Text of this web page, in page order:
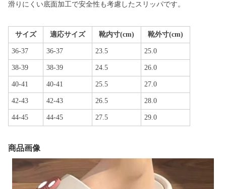
滑りにくい底面加工で安全性も考慮したスリッパです。
サイズ 適応サイズ 靴内寸(cm) 靴外寸(cm)
36-37 36-37 23.5 25.0
38-39 38-39 24.5 26.0
40-41 40-41 25.5 27.0
42-43 42-43 26.5 28.0
44-45 44-45 27.5 29.0
商品画像